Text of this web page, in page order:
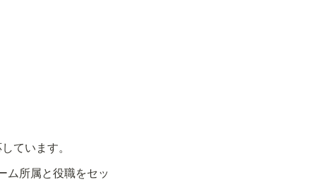
ています。
ム所属と役職をセッ